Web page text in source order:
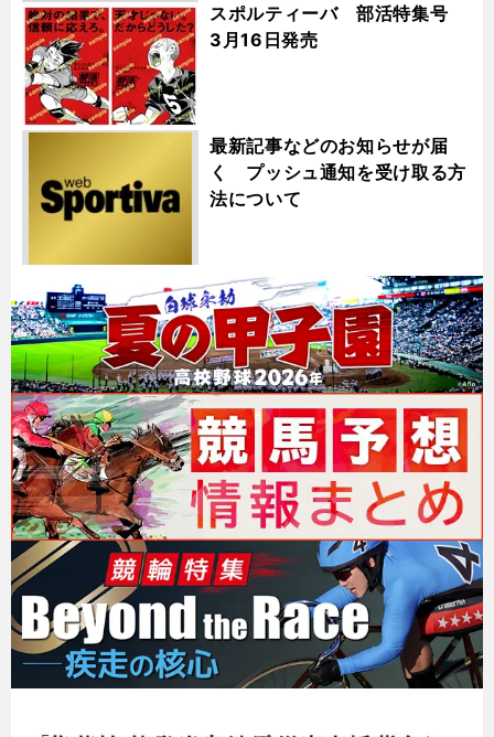
スポルティーバ 部活特集号
3月16日発売
最新記事などのお知らせが届
く プッシュ通知を受け取る方
法について